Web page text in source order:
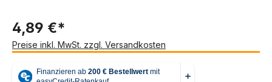
4,89 €*
Preise inkl. MwSt. zzgl. Versandkosten